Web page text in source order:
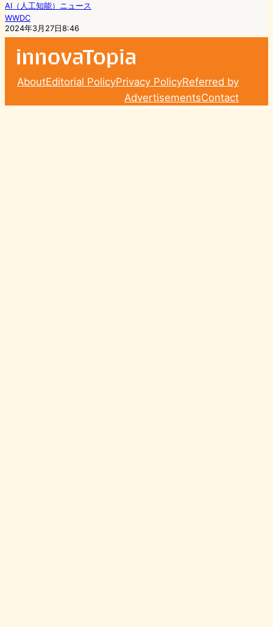
AI（人工知能）ニュース
WWDC
2024年3月27日8:46
AboutEditorial PolicyPrivacy PolicyReferred by
AdvertisementsContact